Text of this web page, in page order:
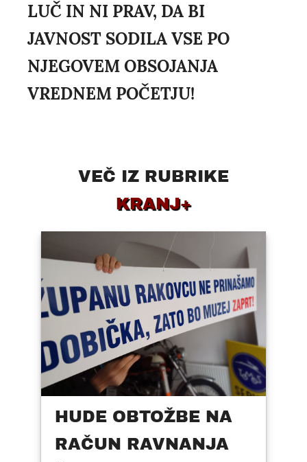
LUČ IN NI PRAV, DA BI
JAVNOST SODILA VSE PO
NJEGOVEM OBSOJANJA
VREDNEM POČETJU!
VEČ IZ RUBRIKE
KRANJ+
HUDE OBTOŽBE NA
RAČUN RAVNANJA